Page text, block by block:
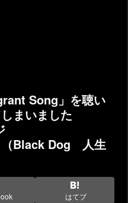
Song」を聴い
まいました
Dog 人生
はてブ